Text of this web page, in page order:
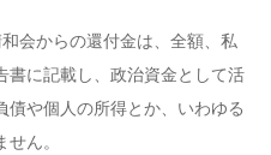
会からの還付金は、全額、私
書に記載し、政治資金として活
債や個人の所得とか、いわゆる
ん。